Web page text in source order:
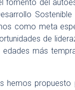
fomento del
como meta
de
más
hemos